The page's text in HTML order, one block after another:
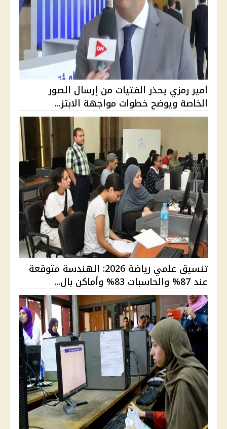
أمير رمزي يحذر الفتيات من إرسال الصور
الخاصة ويوضح خطوات مواجهة الابتز...
تنسيق علمي رياضة 2026: الهندسة متوقعة
عند 87% والحاسبات 83% وأماكن بال...